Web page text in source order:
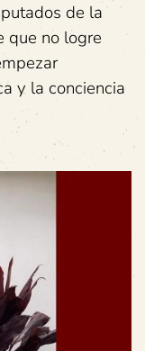
de la
que no logre
y la conciencia